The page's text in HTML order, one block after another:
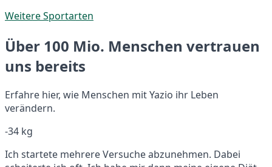
Weitere Sportarten
Über 100 Mio. Menschen vertrauen
uns bereits
Erfahre hier, wie Menschen mit Yazio ihr Leben
verändern.
-34 kg
Ich startete mehrere Versuche abzunehmen. Dabei